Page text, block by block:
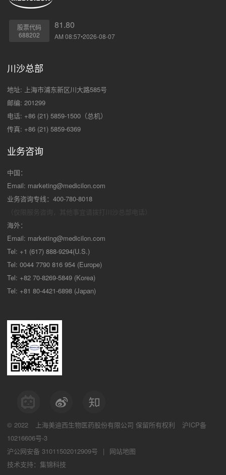
股票代码
688202
81.80
AM 08:57•2026-08-07
川沙总部
地址: 上海市浦东新区川大路585号
邮编: 201299
电话: +86 (21) 5859-1500（总机）
传真: +86 (21) 5859-6369
业务咨询
中国：
Email: marketing@medicilon.com
业务咨询专线：400-780-8018
海外：
Email: marketing@medicilon.com
Tel: +1 (617) 888-9294(U.S.)
Tel: 0044 7790 816 954 (Europe)
Tel: +82 70-8269-5849 (Korea)
Tel: +81 80-4421-6898 (Japan)
© 2022 上海美迪西生物医药股份有限公司 保留所有权利
沪ICP备
10216606号-3
沪公网安备 31011502012909号
|
网站地图
技术支持：集锦科技